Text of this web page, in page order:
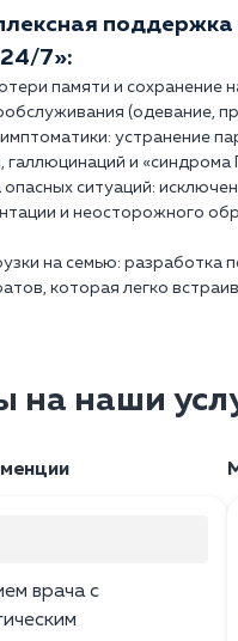
поддержка
7»:
памяти и сохранение
(одевание,
устранение
галлюцинаций и «синдрома
ситуаций:
и неосторожного
на семью: разработка
которая легко
на наши
врача с